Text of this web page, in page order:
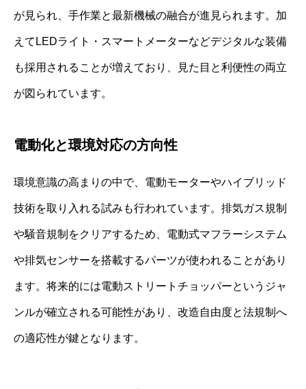
が見られ、手作業と最新機械の融合が進見られます。加
えてLEDライト・スマートメーターなどデジタルな装備
も採用されることが増えており、見た目と利便性の両立
が図られています。
電動化と環境対応の方向性
環境意識の高まりの中で、電動モーターやハイブリッド
技術を取り入れる試みも行われています。排気ガス規制
や騒音規制をクリアするため、電動式マフラーシステム
や排気センサーを搭載するパーツが使われることがあり
ます。将来的には電動ストリートチョッパーというジャ
ンルが確立される可能性があり、改造自由度と法規制へ
の適応性が鍵となります。